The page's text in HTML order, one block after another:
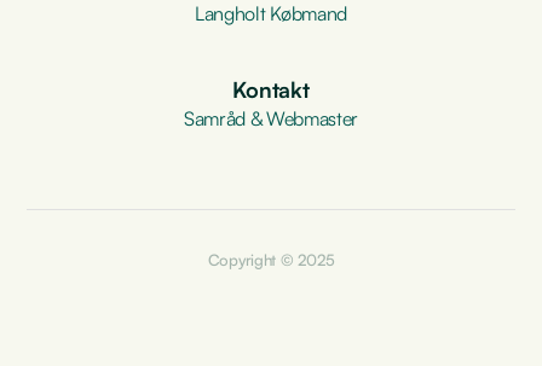
Langholt Købmand
Kontakt
Samråd & Webmaster
Copyright © 2025